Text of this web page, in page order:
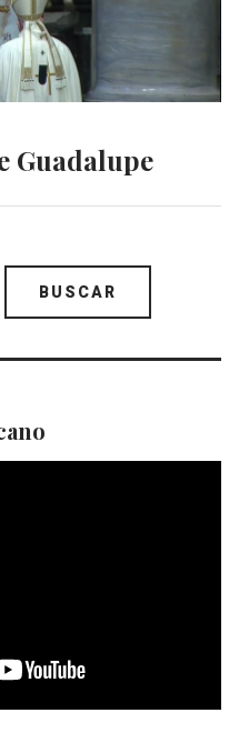
Guadalupe
BUSCAR